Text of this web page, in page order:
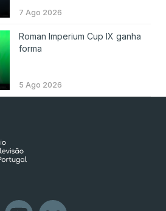
7 Ago 2026
Roman Imperium Cup IX ganha
forma
5 Ago 2026